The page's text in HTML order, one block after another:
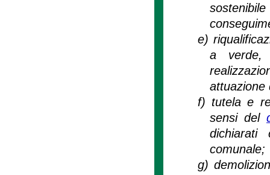
e)
a verde,
attuazione
f) tutela e
sensi del
dichiarati
comunale;
g)